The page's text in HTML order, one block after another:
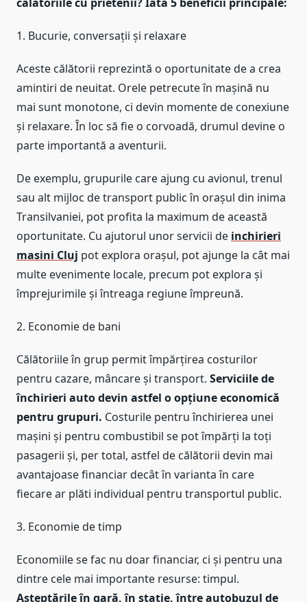
1. Bucurie, conversații și relaxare
Aceste călătorii reprezintă o oportunitate de a crea
amintiri de neuitat. Orele petrecute în mașină nu
mai sunt monotone, ci devin momente de conexiune
și relaxare. În loc să fie o corvoadă, drumul devine o
parte importantă a aventurii.
De exemplu, grupurile care ajung cu avionul, trenul
sau alt mijloc de transport public în orașul din inima
Transilvaniei, pot profita la maximum de această
oportunitate. Cu ajutorul unor servicii de inchirieri
masini Cluj pot explora orașul, pot ajunge la cât mai
multe evenimente locale, precum pot explora și
împrejurimile și întreaga regiune împreună.
2. Economie de bani
Călătoriile în grup permit împărțirea costurilor
pentru cazare, mâncare și transport. Serviciile de
închirieri auto devin astfel o opțiune economică
pentru grupuri. Costurile pentru închirierea unei
mașini și pentru combustibil se pot împărți la toți
pasagerii și, per total, astfel de călătorii devin mai
avantajoase financiar decât în varianta în care
fiecare ar plăti individual pentru transportul public.
3. Economie de timp
Economiile se fac nu doar financiar, ci și pentru una
dintre cele mai importante resurse: timpul.
Așteptările în gară, în stație, între autobuzul de